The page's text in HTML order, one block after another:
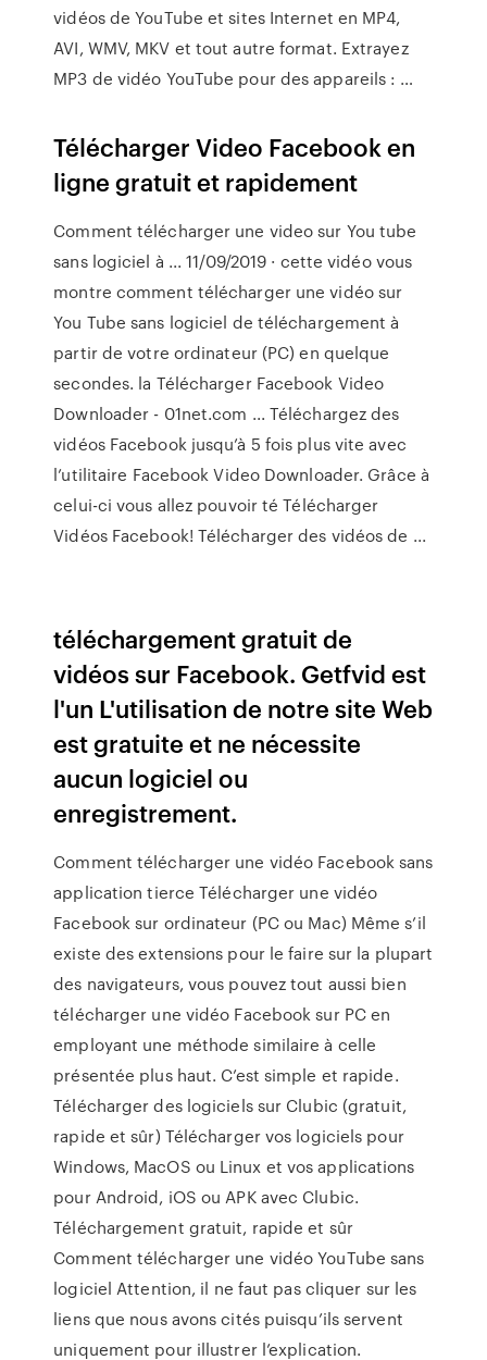
vidéos de YouTube et sites Internet en MP4,
AVI, WMV, MKV et tout autre format. Extrayez
MP3 de vidéo YouTube pour des appareils : …
Télécharger Video Facebook en
ligne gratuit et rapidement
Comment télécharger une video sur You tube
sans logiciel à ... 11/09/2019 · cette vidéo vous
montre comment télécharger une vidéo sur
You Tube sans logiciel de téléchargement à
partir de votre ordinateur (PC) en quelque
secondes. la Télécharger Facebook Video
Downloader - 01net.com ... Téléchargez des
vidéos Facebook jusqu’à 5 fois plus vite avec
l’utilitaire Facebook Video Downloader. Grâce à
celui-ci vous allez pouvoir té Télécharger
Vidéos Facebook! Télécharger des vidéos de ...
téléchargement gratuit de
vidéos sur Facebook. Getfvid est
l'un L'utilisation de notre site Web
est gratuite et ne nécessite
aucun logiciel ou
enregistrement.
Comment télécharger une vidéo Facebook sans
application tierce Télécharger une vidéo
Facebook sur ordinateur (PC ou Mac) Même s’il
existe des extensions pour le faire sur la plupart
des navigateurs, vous pouvez tout aussi bien
télécharger une vidéo Facebook sur PC en
employant une méthode similaire à celle
présentée plus haut. C’est simple et rapide.
Télécharger des logiciels sur Clubic (gratuit,
rapide et sûr) Télécharger vos logiciels pour
Windows, MacOS ou Linux et vos applications
pour Android, iOS ou APK avec Clubic.
Téléchargement gratuit, rapide et sûr
Comment télécharger une vidéo YouTube sans
logiciel Attention, il ne faut pas cliquer sur les
liens que nous avons cités puisqu’ils servent
uniquement pour illustrer l’explication.